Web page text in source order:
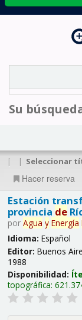
Su
| | Seleccionar
Hacer reserva
Estación
provincia de
por Agua y Energía
Idioma: Español
Editor: Buenos
1988
Disponibilidad:
topográfica: